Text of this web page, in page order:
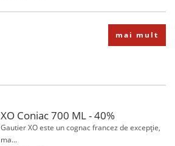
mai mult
XO Coniac 700 ML - 40%
Gautier XO este un cognac francez de excepție,
ma...